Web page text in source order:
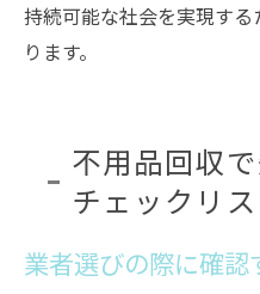
持続可能な社会を実現す
ります。
不用品回収
チェックリ
業者選びの際に確認